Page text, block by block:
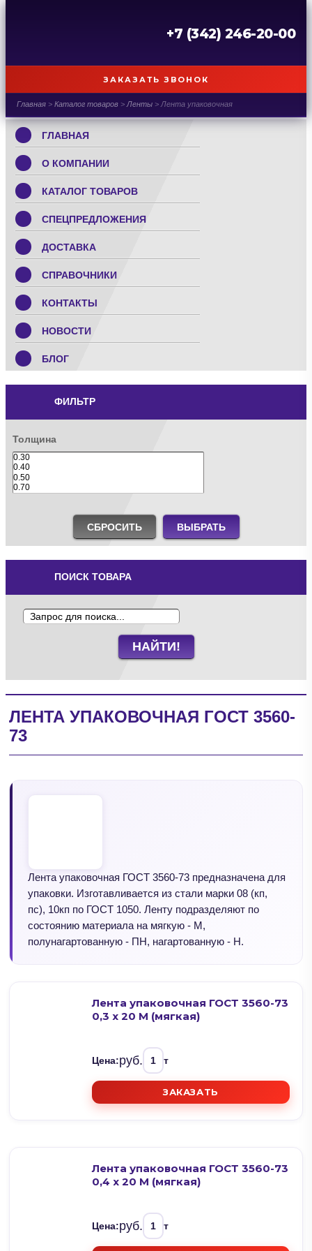
+7 (342) 246-20-00
ЗАКАЗАТЬ ЗВОНОК
Главная > Каталог товаров > Ленты > Лента упаковочная
ГЛАВНАЯ
О КОМПАНИИ
КАТАЛОГ ТОВАРОВ
СПЕЦПРЕДЛОЖЕНИЯ
ДОСТАВКА
СПРАВОЧНИКИ
КОНТАКТЫ
НОВОСТИ
БЛОГ
ФИЛЬТР
Толщина
СБРОСИТЬ ВЫБРАТЬ
ПОИСК ТОВАРА
НАЙТИ!
ЛЕНТА УПАКОВОЧНАЯ ГОСТ 3560-
73
Лента упаковочная ГОСТ 3560-73 предназначена для
упаковки. Изготавливается из стали марки 08 (кп,
пс), 10кп по ГОСТ 1050. Ленту подразделяют по
состоянию материала на мягкую - М,
полунагартованную - ПН, нагартованную - Н.
Лента упаковочная ГОСТ 3560-73
0,3 х 20 М (мягкая)
Цена:руб. т
ЗАКАЗАТЬ
Лента упаковочная ГОСТ 3560-73
0,4 х 20 М (мягкая)
Цена:руб. т